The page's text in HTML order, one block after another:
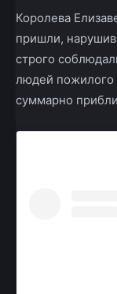
Королева
пришли, нарушив
строго
людей пожилого
суммарно